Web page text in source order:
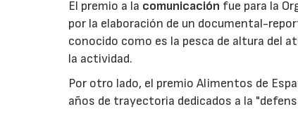
El premio a la comunicación fue para la
por la elaboración de un documental-
conocido como es la pesca de altura del
la actividad.
Por otro lado, el premio Alimentos de
años de trayectoria dedicados a la